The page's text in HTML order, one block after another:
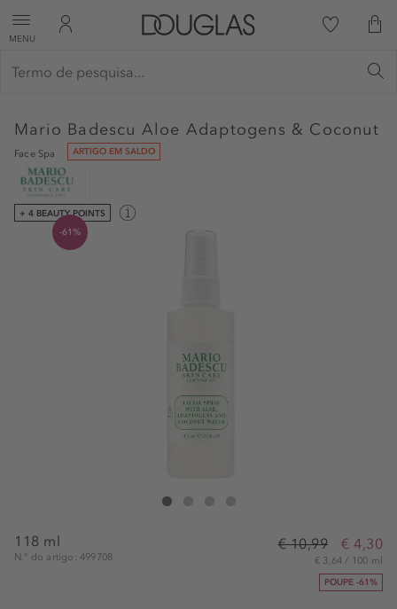
MENU
Mario Badescu Aloe Adaptogens & Coconut
Face Spa ARTIGO EM SALDO
+ 4 BEAUTY POINTS
-61%
Mario Badescu Aloe Adaptogens & Coconut
118 ml
N.° do artigo: 499708
€ 10,99 € 4,30
€ 3,64 / 100 ml
POUPE -61%